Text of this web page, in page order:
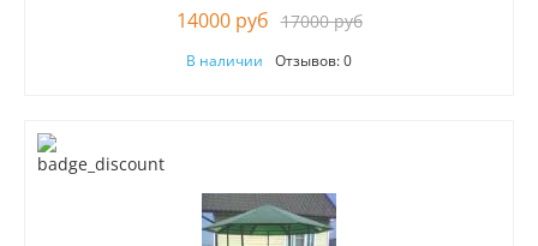
14000 руб 17000 руб
В наличии Отзывов: 0